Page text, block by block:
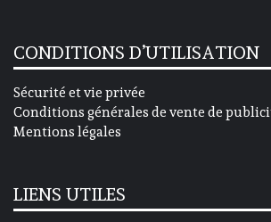
CONDITIONS D’UTILISATION
Sécurité et vie privée
Conditions générales de vente de
Mentions légales
LIENS UTILES